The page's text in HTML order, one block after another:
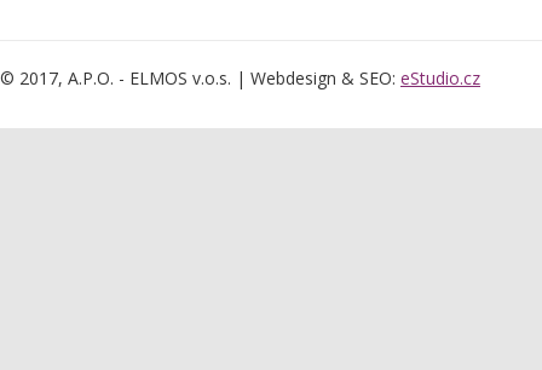
© 2017, A.P.O. - ELMOS v.o.s. | Webdesign & SEO: eStudio.cz